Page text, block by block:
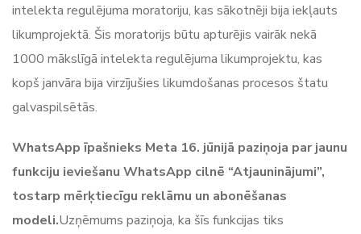
intelekta regulējuma moratoriju, kas sākotnēji bija iekļauts
likumprojektā. Šis moratorijs būtu apturējis vairāk nekā
1000 mākslīgā intelekta regulējuma likumprojektu, kas
kopš janvāra bija virzījušies likumdošanas procesos štatu
galvaspilsētās.
WhatsApp īpašnieks Meta 16. jūnijā paziņoja par jaunu
funkciju ieviešanu WhatsApp cilnē “Atjauninājumi”,
tostarp mērķtiecīgu reklāmu un abonēšanas
modeli.Uzņēmums paziņoja, ka šīs funkcijas tiks